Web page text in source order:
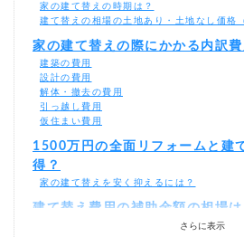
家の建て替えの時期は？
建て替えの相場の土地あり・土地なし価格
家の建て替えの際にかかる内訳費
建築の費用
設計の費用
解体・撤去の費用
引っ越し費用
仮住まい費用
1500万円の全面リフォームと建
得？
家の建て替えを安く抑えるには？
建て替え費用の補助金額の相場は
さらに表示